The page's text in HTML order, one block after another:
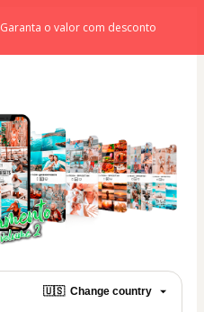
Garanta o valor com desconto
🇺🇸 Change country